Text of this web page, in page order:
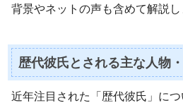
背景やネットの声も含めて解説し
歴代彼氏とされる主な人物
近年注目された「歴代彼氏」に